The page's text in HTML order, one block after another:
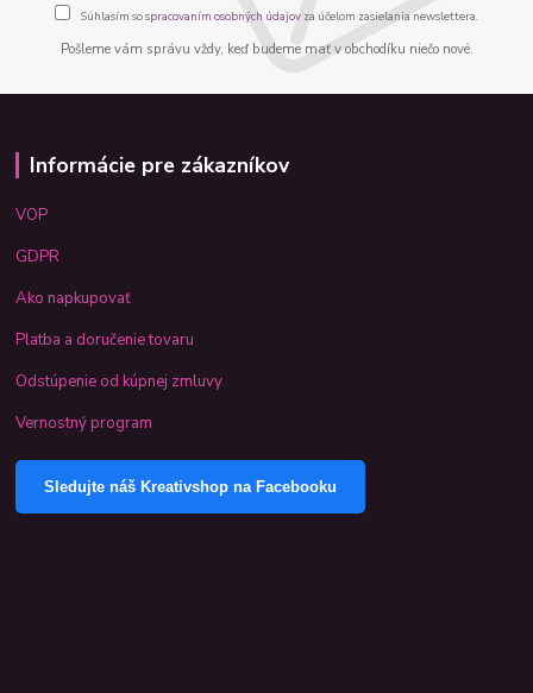
Súhlasím sospracovaním osobných údajov za účelom zasielania newslettera.
Pošleme vám správu vždy, keď budeme mať v obchodíku niečo nové.
Informácie pre zákazníkov
VOP
GDPR
Ako napkupovať
Platba a doručenie tovaru
Odstúpenie od kúpnej zmluvy
Vernostný program
Sledujte náš Kreativshop na Facebooku